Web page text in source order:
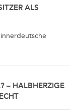
ALS
– HALBHERZIGE